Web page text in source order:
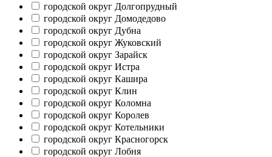
городской округ Долгопрудный
городской округ Домодедово
городской округ Дубна
городской округ Жуковский
городской округ Зарайск
городской округ Истра
городской округ Кашира
городской округ Клин
городской округ Коломна
городской округ Королев
городской округ Котельники
городской округ Красногорск
городской округ Лобня